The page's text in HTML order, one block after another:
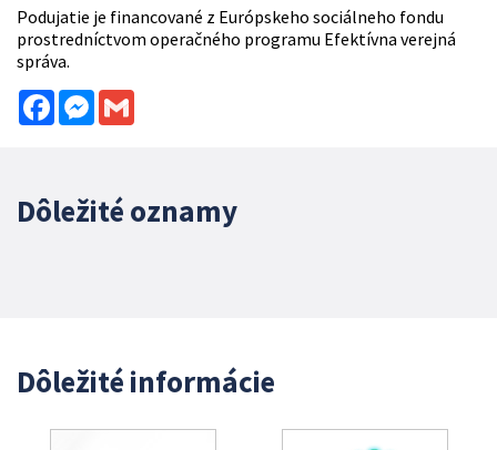
Podujatie je financované z Európskeho sociálneho fondu
prostredníctvom operačného programu Efektívna verejná
správa.
FacebookMessenger
Dôležité oznamy
Dôležité informácie